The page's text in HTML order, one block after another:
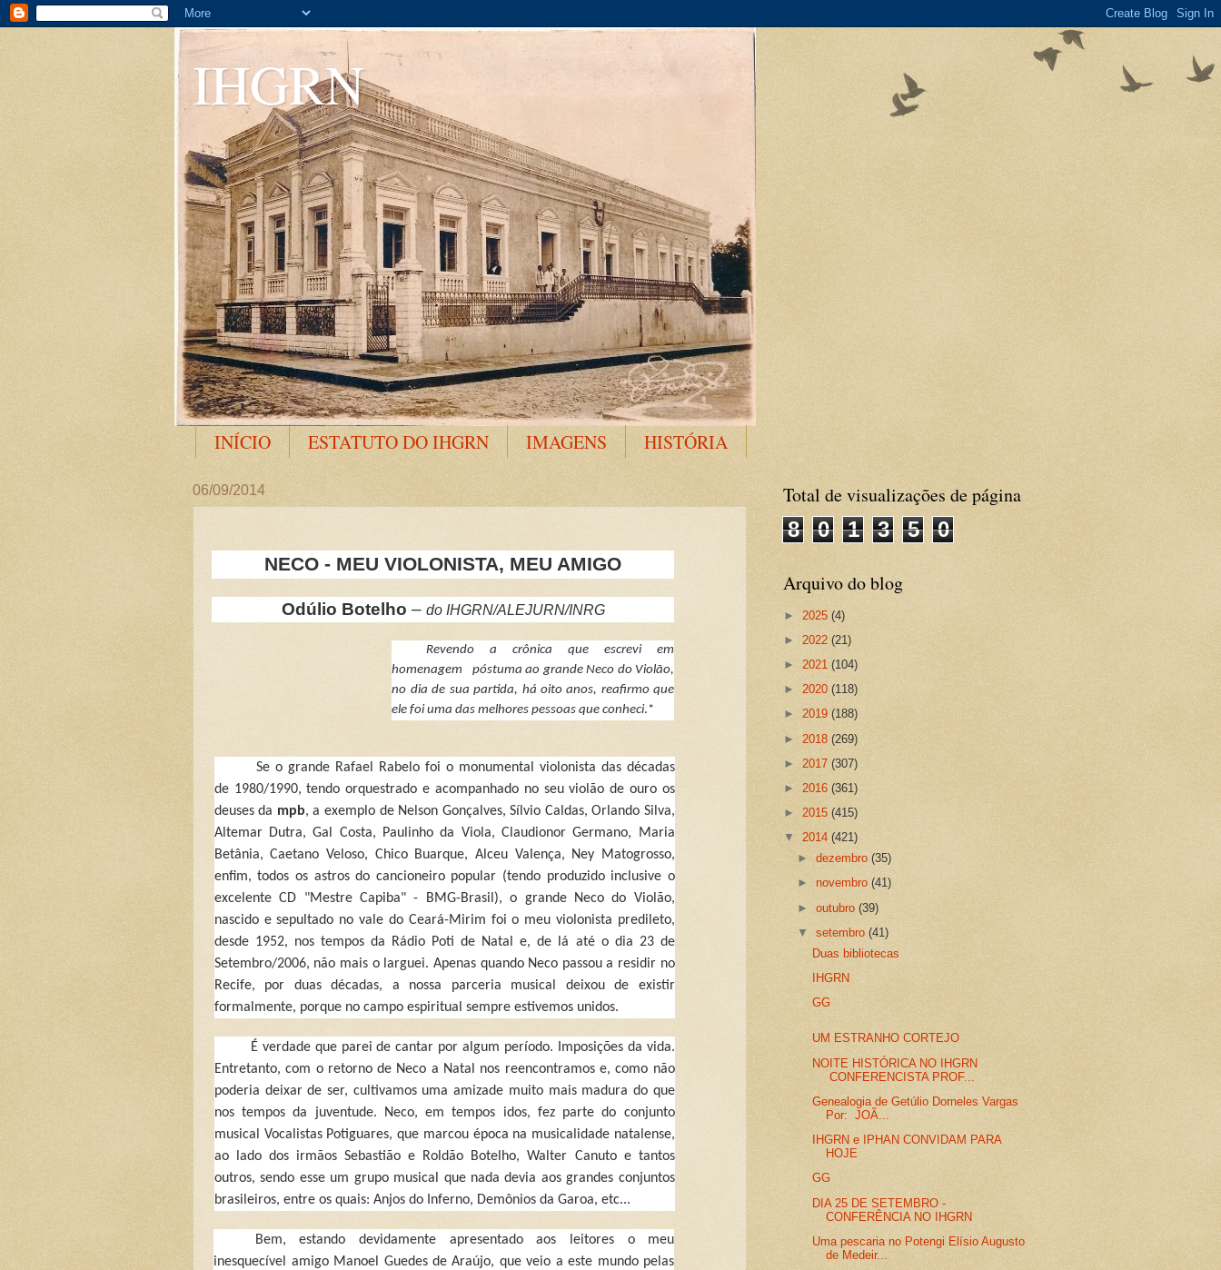
IHGRN
INÍCIO ESTATUTO DO IHGRN IMAGENS HISTÓRIA
06/09/2014
NECO - MEU VIOLONISTA, MEU AMIGO
Odúlio Botelho – do IHGRN/ALEJURN/INRG
Revendo a crônica que escrevi em
homenagem
póstuma ao grande Neco do Violão,
no dia de sua partida, há oito anos, reafirmo que
ele foi uma das melhores pessoas que conheci.*
Se o grande Rafael Rabelo foi o monumental violonista das décadas
de 1980/1990, tendo orquestrado e acompanhado no seu violão de ouro os
deuses da mpb, a exemplo de Nelson Gonçalves, Sílvio Caldas, Orlando Silva,
Altemar Dutra, Gal Costa, Paulinho da Viola, Claudionor Germano, Maria
Betânia, Caetano Veloso, Chico Buarque, Alceu Valença, Ney Matogrosso,
enfim, todos os astros do cancioneiro popular (tendo produzido inclusive o
excelente CD "Mestre Capiba" - BMG-Brasil), o grande Neco do Violão,
nascido e sepultado no vale do Ceará-Mirim foi o meu violonista predileto,
desde 1952, nos tempos da Rádio Poti de Natal e, de lá até o dia 23 de
Setembro/2006, não mais o larguei. Apenas quando Neco passou a residir no
Recife, por duas décadas, a nossa parceria musical deixou de existir
formalmente, porque no campo espiritual sempre estivemos unidos.
É verdade que parei de cantar por algum período. Imposições da vida.
Entretanto, com o retorno de Neco a Natal nos reencontramos e, como não
poderia deixar de ser, cultivamos uma amizade muito mais madura do que
nos tempos da juventude. Neco, em tempos idos, fez parte do conjunto
musical Vocalistas Potiguares, que marcou época na musicalidade natalense,
ao lado dos irmãos Sebastião e Roldão Botelho, Walter Canuto e tantos
outros, sendo esse um grupo musical que nada devia aos grandes conjuntos
brasileiros, entre os quais: Anjos do Inferno, Demônios da Garoa, etc...
Bem, estando devidamente apresentado aos leitores o meu
inesquecível amigo Manoel Guedes de Araújo, que veio a este mundo pelas
Total de visualizações de página
8
0 1 3 5 0
Arquivo do blog
► 2025 (4)
► 2022 (21)
► 2021 (104)
► 2020 (118)
► 2019 (188)
► 2018 (269)
► 2017 (307)
► 2016 (361)
► 2015 (415)
▼ 2014 (421)
►dezembro(35)
►novembro(41)
►outubro(39)
▼setembro(41)
Duas bibliotecas
IHGRN
GG
UM ESTRANHO CORTEJO
NOITE HISTÓRICA NO IHGRN
CONFERENCISTA PROF...
Genealogia de Getúlio Dorneles Vargas
Por: JOÃ...
IHGRN e IPHAN CONVIDAM PARA
HOJE
GG
DIA 25 DE SETEMBRO -
CONFERÊNCIA NO IHGRN
Uma pescaria no Potengi Elísio Augusto
de Medeir...